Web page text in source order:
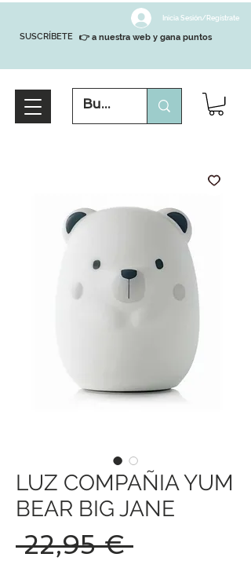
SUSCRÍBETE
Inicia Sesión/Regístrate
👉 a nuestra web y gana puntos
LUZ COMPAÑIA YUM
BEAR BIG JANE
22,95 € Precio